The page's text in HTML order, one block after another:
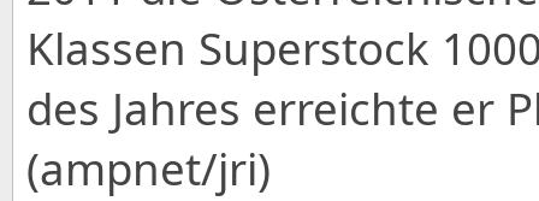
Klassen Superstock
des Jahres erreichte er
(ampnet/jri)